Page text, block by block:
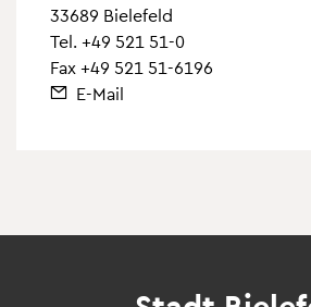
33689 Bielefeld
Tel. +49 521 51-0
Fax +49 521 51-6196
E-Mail